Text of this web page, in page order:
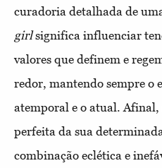
curadoria detalhada de
girlsignifica influenciar
valores que definem e
redor, mantendo sempre o
atemporal e o atual. Afinal,
perfeita da sua
combinação eclética e